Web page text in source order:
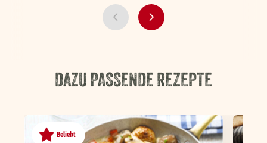
DAZU PASSENDE REZEPTE
Beliebt